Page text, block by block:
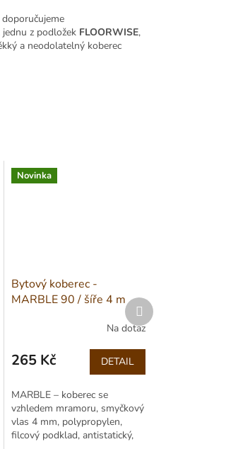
z podložek FLOORWISE,
a neodolatelný koberec
Novinka
Bytový koberec -
MARBLE 90 / šíře 4 m
Na dotaz
265 Kč DETAIL
MARBLE – koberec se
vzhledem mramoru, smyčkový
vlas 4 mm, polypropylen,
filcový podklad, antistatický,
Další
produkt